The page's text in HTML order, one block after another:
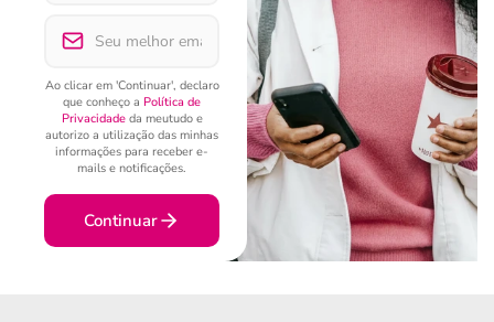
Ao clicar em 'Continuar', declaro
que conheço a Política de
Privacidadeda meutudo e
autorizo a utilização das minhas
informações para receber e-
mails e notificações.
Continuar